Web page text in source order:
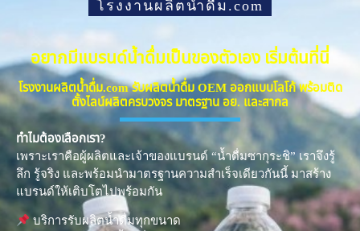
โรงงานผลิตน้ำดื่ม.com
อยากมีแบรนด์น้ำดื่มเป็นของตัวเอง เริ่มต้นที่นี่
โรงงานผลิตน้ำดื่ม.com รับผลิตน้ำดื่ม OEM ออกแบบโลโก้ พร้อมติด
ตั้งไลน์ผลิตครบวงจร มาตรฐาน อย. และสากล
ทำไมต้องเลือกเรา?
เพราะเราคือผู้ผลิตและเจ้าของแบรนด์ “น้ำดื่มซากุระชิ” เราจึงรู้
ลึก รู้จริง และพร้อมนำมาตรฐานความสำเร็จเดียวกันนี้ มาสร้าง
แบรนด์ให้เติบโตไปพร้อมกัน
บริการรับผลิตน้ำดื่มทุกขนาด